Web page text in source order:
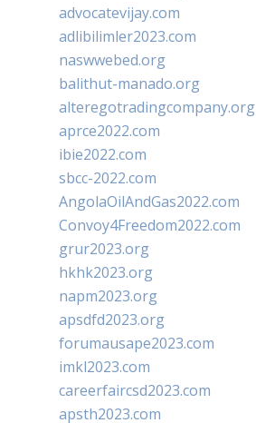
advocatevijay.com
adlibilimler2023.com
naswwebed.org
balithut-manado.org
alteregotradingcompany.org
aprce2022.com
ibie2022.com
sbcc-2022.com
AngolaOilAndGas2022.com
Convoy4Freedom2022.com
grur2023.org
hkhk2023.org
napm2023.org
apsdfd2023.org
forumausape2023.com
imkl2023.com
careerfaircsd2023.com
apsth2023.com